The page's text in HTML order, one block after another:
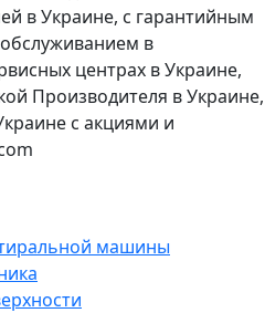
в Украине, с гарантийным
в
центрах в Украине,
Производителя в Украине,
с акциями и
машины